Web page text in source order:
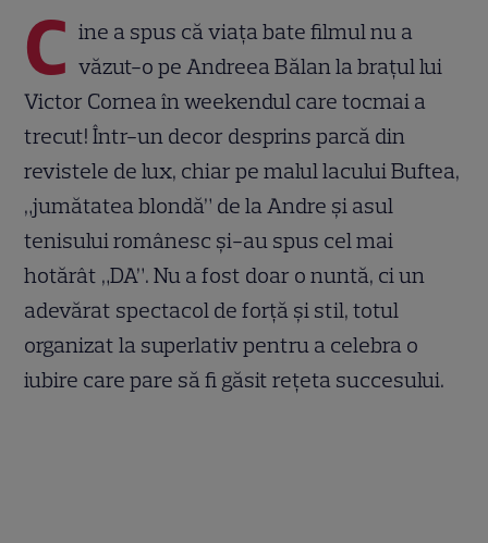
C ine a spus că viața bate filmul nu a
văzut-o pe Andreea Bălan la brațul lui
Victor Cornea în weekendul care tocmai a
trecut! Într-un decor desprins parcă din
revistele de lux, chiar pe malul lacului Buftea,
„jumătatea blondă” de la Andre și asul
tenisului românesc și-au spus cel mai
hotărât „DA”. Nu a fost doar o nuntă, ci un
adevărat spectacol de forță și stil, totul
organizat la superlativ pentru a celebra o
iubire care pare să fi găsit rețeta succesului.